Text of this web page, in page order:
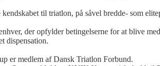
til triatlon, på såvel bredde- som
der opfylder betingelserne for at blive
dispensation.
er medlem af Dansk Triatlon Forbund.